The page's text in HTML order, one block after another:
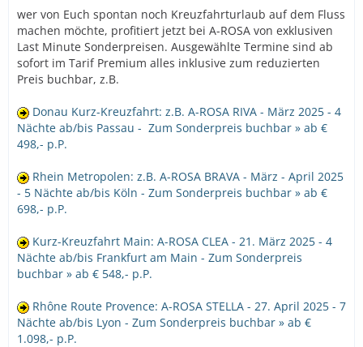
wer von Euch spontan noch Kreuzfahrturlaub auf dem Fluss
machen möchte, profitiert jetzt bei A-ROSA von exklusiven
Last Minute Sonderpreisen. Ausgewählte Termine sind ab
sofort im Tarif Premium alles inklusive zum reduzierten
Preis buchbar, z.B.
Donau Kurz-Kreuzfahrt: z.B. A-ROSA RIVA - März 2025 - 4
Nächte ab/bis Passau - Zum Sonderpreis buchbar » ab €
498,- p.P.
Rhein Metropolen: z.B. A-ROSA BRAVA - März - April 2025
- 5 Nächte ab/bis Köln - Zum Sonderpreis buchbar » ab €
698,- p.P.
Kurz-Kreuzfahrt Main: A-ROSA CLEA - 21. März 2025 - 4
Nächte ab/bis Frankfurt am Main - Zum Sonderpreis
buchbar » ab € 548,- p.P.
Rhône Route Provence: A-ROSA STELLA - 27. April 2025 - 7
Nächte ab/bis Lyon - Zum Sonderpreis buchbar » ab €
1.098,- p.P.